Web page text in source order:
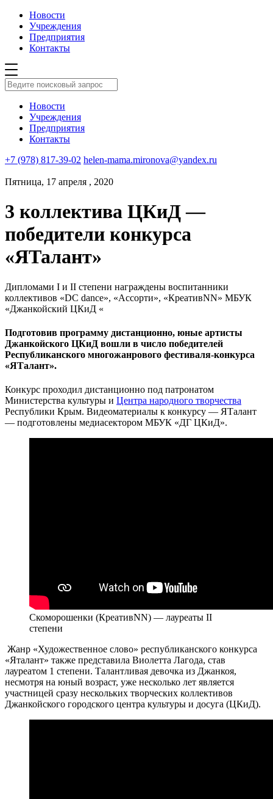
Новости
Учреждения
Предприятия
Контакты
Новости
Учреждения
Предприятия
Контакты
+7 (978) 817-39-02 helen-mama.mironova@yandex.ru
Пятница, 17 апреля , 2020
3 коллектива ЦКиД —
победители конкурса
«ЯТалант»
Дипломами I и II степени награждены воспитанники
коллективов «DC dance», «Ассорти», «КреативNN» МБУК
«Джанкойский ЦКиД «
Подготовив программу дистанционно, юные артисты
Джанкойского ЦКиД вошли в число победителей
Республиканского многожанрового фестиваля-конкурса
«ЯТалант».
Конкурс проходил дистанционно под патронатом
Министерства культуры и Центра народного творчества
Республики Крым. Видеоматериалы к конкурсу — ЯТалант
— подготовлены медиасектором МБУК «ДГ ЦКиД».
Скоморошенки (КреативNN) — лауреаты II
степени
Жанр «Художественное слово» республиканского конкурса
«Яталант» также представила Виолетта Лагода, став
лауреатом 1 степени. Талантливая девочка из Джанкоя,
несмотря на юный возраст, уже несколько лет является
участницей сразу нескольких творческих коллективов
Джанкойского городского центра культуры и досуга (ЦКиД).